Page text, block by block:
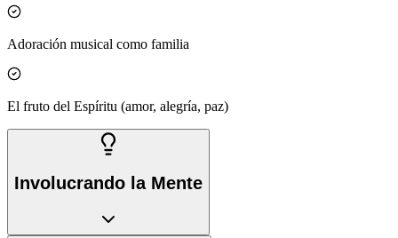
Adoración musical como familia
El fruto del Espíritu (amor, alegría, paz)
Involucrando la Mente